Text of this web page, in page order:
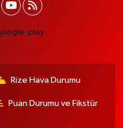
Rize Hava Durumu
Puan Durumu ve Fikstür